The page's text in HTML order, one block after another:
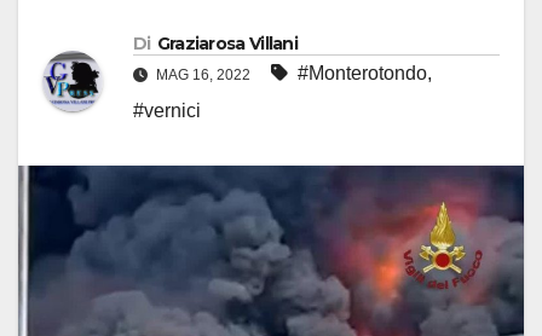
Di Graziarosa Villani
MAG 16, 2022 #Monterotondo,
#vernici